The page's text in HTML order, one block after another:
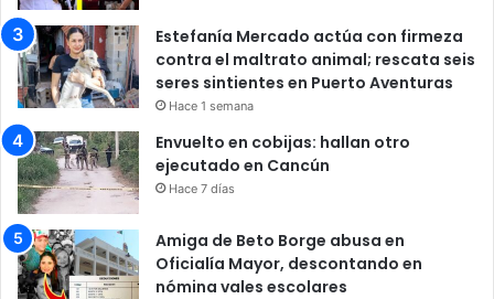
Estefanía Mercado actúa con firmeza
contra el maltrato animal; rescata seis
seres sintientes en Puerto Aventuras
Hace 1 semana
Envuelto en cobijas: hallan otro
ejecutado en Cancún
Hace 7 días
Amiga de Beto Borge abusa en
Oficialía Mayor, descontando en
nómina vales escolares